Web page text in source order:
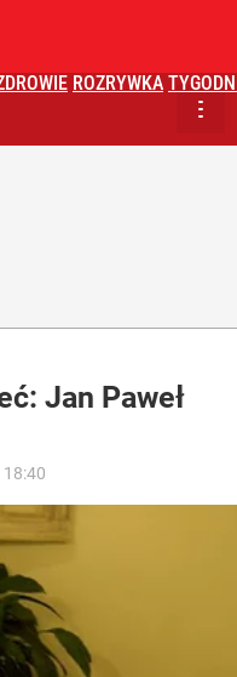
ROZRYWKA
Jan Paweł
18:40